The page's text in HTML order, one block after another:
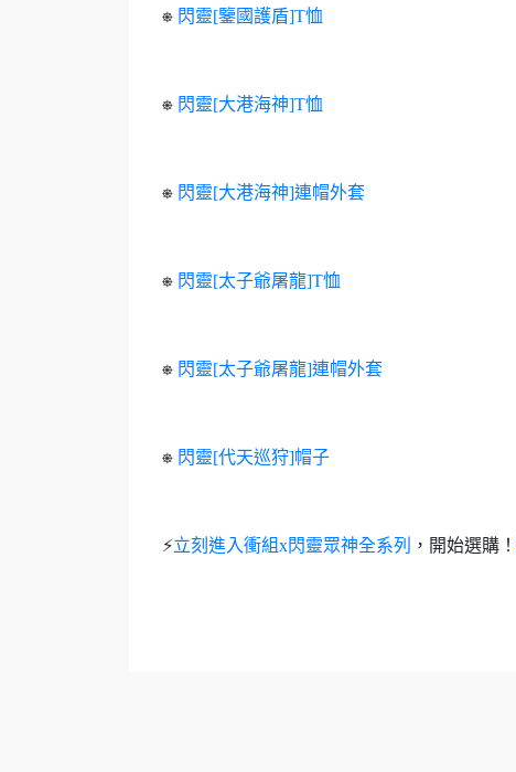
⎈ 閃靈[鑒國護盾]T恤
⎈ 閃靈[大港海神]T恤
⎈ 閃靈[大港海神]連帽外套
⎈ 閃靈[太子爺屠龍]T恤
⎈ 閃靈[太子爺屠龍]連帽外套
⎈ 閃靈[代天巡狩]帽子
⚡立刻進入衝組x閃靈眾神全系列 ，開始選購！